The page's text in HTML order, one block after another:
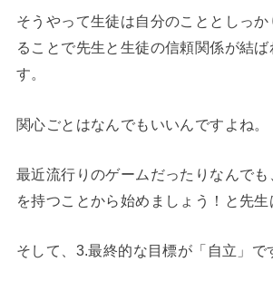
そうやって生徒は自分のこととしっ
ることで先生と生徒の信頼関係が結ば
す。
関心ごとはなんでもいいんですよね。
最近流行りのゲームだったりなんで
を持つことから始めましょう！と先生
そして、3.最終的な目標が「自立」で